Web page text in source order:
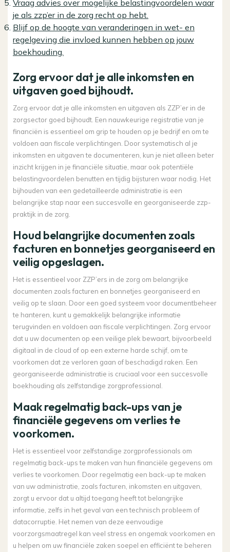
Vraag advies over mogelijke belastingvoordelen waar
je als zzp’er in de zorg recht op hebt.
Blijf op de hoogte van veranderingen in wet- en
regelgeving die invloed kunnen hebben op jouw
boekhouding.
Zorg ervoor dat je alle inkomsten en
uitgaven goed bijhoudt.
Zorg ervoor dat je alle inkomsten en uitgaven als ZZP’er in de
zorgsector goed bijhoudt. Een nauwkeurige registratie van je
financiën is essentieel om grip te houden op je bedrijf en om te
voldoen aan fiscale verplichtingen. Door systematisch al je
inkomsten en uitgaven te documenteren, kun je niet alleen beter
inzicht krijgen in je financiële situatie, maar ook potentiële
belastingvoordelen benutten en tijdig bijsturen waar nodig. Het
bijhouden van een gedetailleerde administratie is een
belangrijke stap naar een succesvolle en georganiseerde zzp-
praktijk in de zorg.
Houd belangrijke documenten zoals
facturen en bonnetjes georganiseerd en
veilig opgeslagen.
Het is essentieel voor ZZP’ers in de zorg om belangrijke
documenten zoals facturen en bonnetjes georganiseerd en
veilig op te slaan. Door een goed systeem voor documentbeheer
te hanteren, kunt u gemakkelijk belangrijke informatie
terugvinden en voldoen aan fiscale verplichtingen. Zorg ervoor
dat u uw documenten op een veilige plek bewaart, bijvoorbeeld
digitaal in de cloud of op een externe harde schijf, om te
voorkomen dat ze verloren gaan of beschadigd raken. Een
georganiseerde administratie is cruciaal voor een succesvolle
boekhouding als zelfstandige zorgprofessional.
Maak regelmatig back-ups van je
financiële gegevens om verlies te
voorkomen.
Het is essentieel voor zelfstandige zorgprofessionals om
regelmatig back-ups te maken van hun financiële gegevens om
verlies te voorkomen. Door regelmatig een back-up te maken
van uw administratie, zoals facturen, inkomsten en uitgaven,
zorgt u ervoor dat u altijd toegang heeft tot belangrijke
informatie, zelfs in het geval van een technisch probleem of
datacorruptie. Het nemen van deze eenvoudige
voorzorgsmaatregel kan veel stress en ongemak voorkomen en
u helpen om uw financiële zaken soepel en efficiënt te beheren